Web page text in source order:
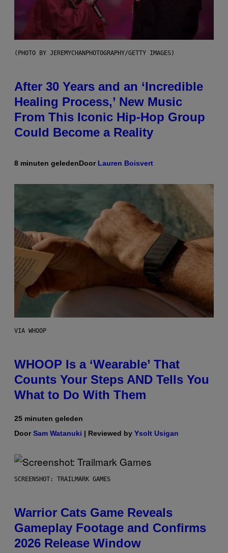
(PHOTO BY JEREMYCHANPHOTOGRAPHY/GETTY IMAGES)
After 30 Years and an ‘Incredible
Healing Process,’ New Music
From This Iconic Hip-Hop Group
Could Become a Reality
8 minuten geledenDoor Lauren Boisvert
VIA WHOOP
WHOOP Is a ‘Wearable’ That
Counts Your Steps AND Tells You
What to Do With Them
25 minuten geleden
DoorSam Watanuki | Reviewed by Ysolt Usigan
SCREENSHOT: TRAILMARK GAMES
Warrior Cats Game Reveals
Gameplay Footage and Confirms
2026 Release Window